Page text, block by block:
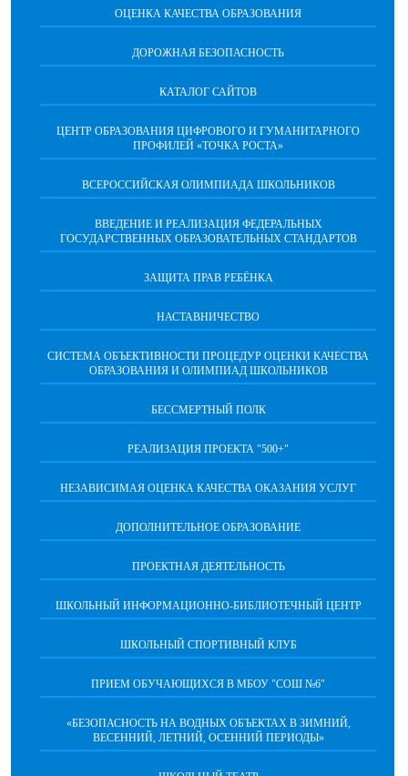
ОЦЕНКА КАЧЕСТВА ОБРАЗОВАНИЯ
ДОРОЖНАЯ БЕЗОПАСНОСТЬ
КАТАЛОГ САЙТОВ
ЦЕНТР ОБРАЗОВАНИЯ ЦИФРОВОГО И ГУМАНИТАРНОГО
ПРОФИЛЕЙ «ТОЧКА РОСТА»
ВСЕРОССИЙСКАЯ ОЛИМПИАДА ШКОЛЬНИКОВ
ВВЕДЕНИЕ И РЕАЛИЗАЦИЯ ФЕДЕРАЛЬНЫХ
ГОСУДАРСТВЕННЫХ ОБРАЗОВАТЕЛЬНЫХ СТАНДАРТОВ
ЗАЩИТА ПРАВ РЕБЁНКА
НАСТАВНИЧЕСТВО
CИСТЕМА ОБЪЕКТИВНОСТИ ПРОЦЕДУР ОЦЕНКИ КАЧЕСТВА
ОБРАЗОВАНИЯ И ОЛИМПИАД ШКОЛЬНИКОВ
БЕССМЕРТНЫЙ ПОЛК
РЕАЛИЗАЦИЯ ПРОЕКТА "500+"
НЕЗАВИСИМАЯ ОЦЕНКА КАЧЕСТВА ОКАЗАНИЯ УСЛУГ
ДОПОЛНИТЕЛЬНОЕ ОБРАЗОВАНИЕ
ПРОЕКТНАЯ ДЕЯТЕЛЬНОСТЬ
ШКОЛЬНЫЙ ИНФОРМАЦИОННО-БИБЛИОТЕЧНЫЙ ЦЕНТР
ШКОЛЬНЫЙ СПОРТИВНЫЙ КЛУБ
ПРИЕМ ОБУЧАЮЩИХСЯ В МБОУ "СОШ №6"
«БЕЗОПАСНОСТЬ НА ВОДНЫХ ОБЪЕКТАХ В ЗИМНИЙ,
ВЕСЕННИЙ, ЛЕТНИЙ, ОСЕННИЙ ПЕРИОДЫ»